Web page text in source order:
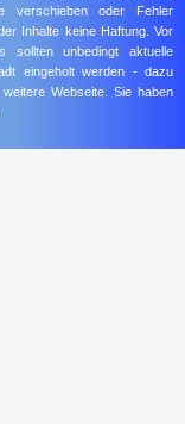
verschieben oder Fehler
Inhalte keine Haftung. Vor
sollten unbedingt aktuelle
eingeholt werden - dazu
Webseite. Sie haben